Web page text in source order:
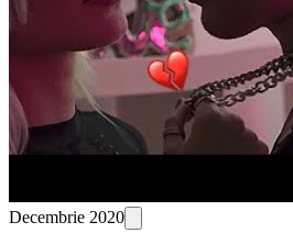
Decembrie 2020